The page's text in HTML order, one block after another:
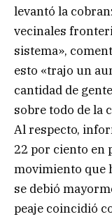
levantó la
vecinales
sistema»,
esto «trajo un
cantidad de
sobre todo de la
Al respecto,
22 por ciento en
movimiento que
se debió
peaje coincidió